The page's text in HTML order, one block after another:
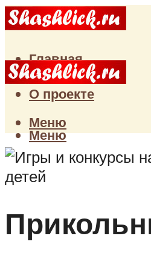
Главная
Статьи
О проекте
Меню
Меню